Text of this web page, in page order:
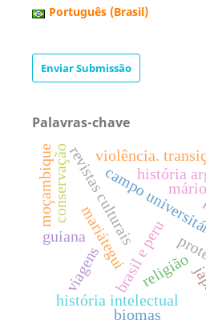
Português (Brasil)
Enviar Submissão
Palavras-chave
campo
brasil e peru
mariátegui
violência.
revistas culturais
história intelectual
história
religião
viagens
guiana
biomas
conservação
moçambique